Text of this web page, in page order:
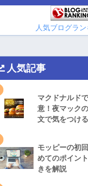
人気ブログラ
人気記事
マクドナルド
意！夜マック
文で気をつけ
モッピーの初
めてのポイン
きを解説